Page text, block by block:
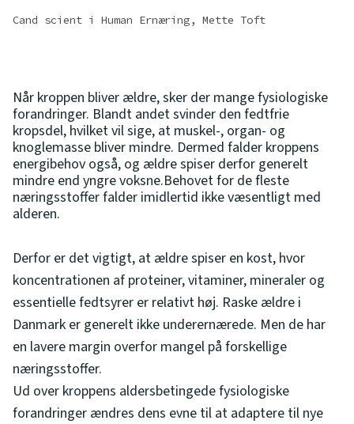
Cand scient i Human Ernæring, Mette Toft
Når kroppen bliver ældre, sker der mange fysiologiske
forandringer. Blandt andet svinder den fedtfrie
kropsdel, hvilket vil sige, at muskel-, organ- og
knoglemasse bliver mindre. Dermed falder kroppens
energibehov også, og ældre spiser derfor generelt
mindre end yngre voksne.Behovet for de fleste
næringsstoffer falder imidlertid ikke væsentligt med
alderen.
Derfor er det vigtigt, at ældre spiser en kost, hvor
koncentrationen af proteiner, vitaminer, mineraler og
essentielle fedtsyrer er relativt høj. Raske ældre i
Danmark er generelt ikke underernærede. Men de har
en lavere margin overfor mangel på forskellige
næringsstoffer.
Ud over kroppens aldersbetingede fysiologiske
forandringer ændres dens evne til at adaptere til nye